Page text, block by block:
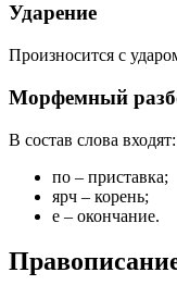
Ударение
Произносится с
Морфемный
В состав слова входят:
по – приставка;
ярч – корень;
е – окончание.